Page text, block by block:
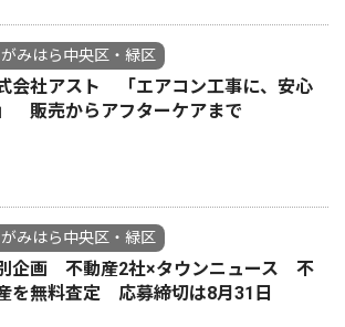
がみはら中央区・緑区
会社アスト 「エアコン工事に、安心
販売からアフターケアまで
がみはら中央区・緑区
企画 不動産2社×タウンニュース 不
を無料査定 応募締切は8月31日